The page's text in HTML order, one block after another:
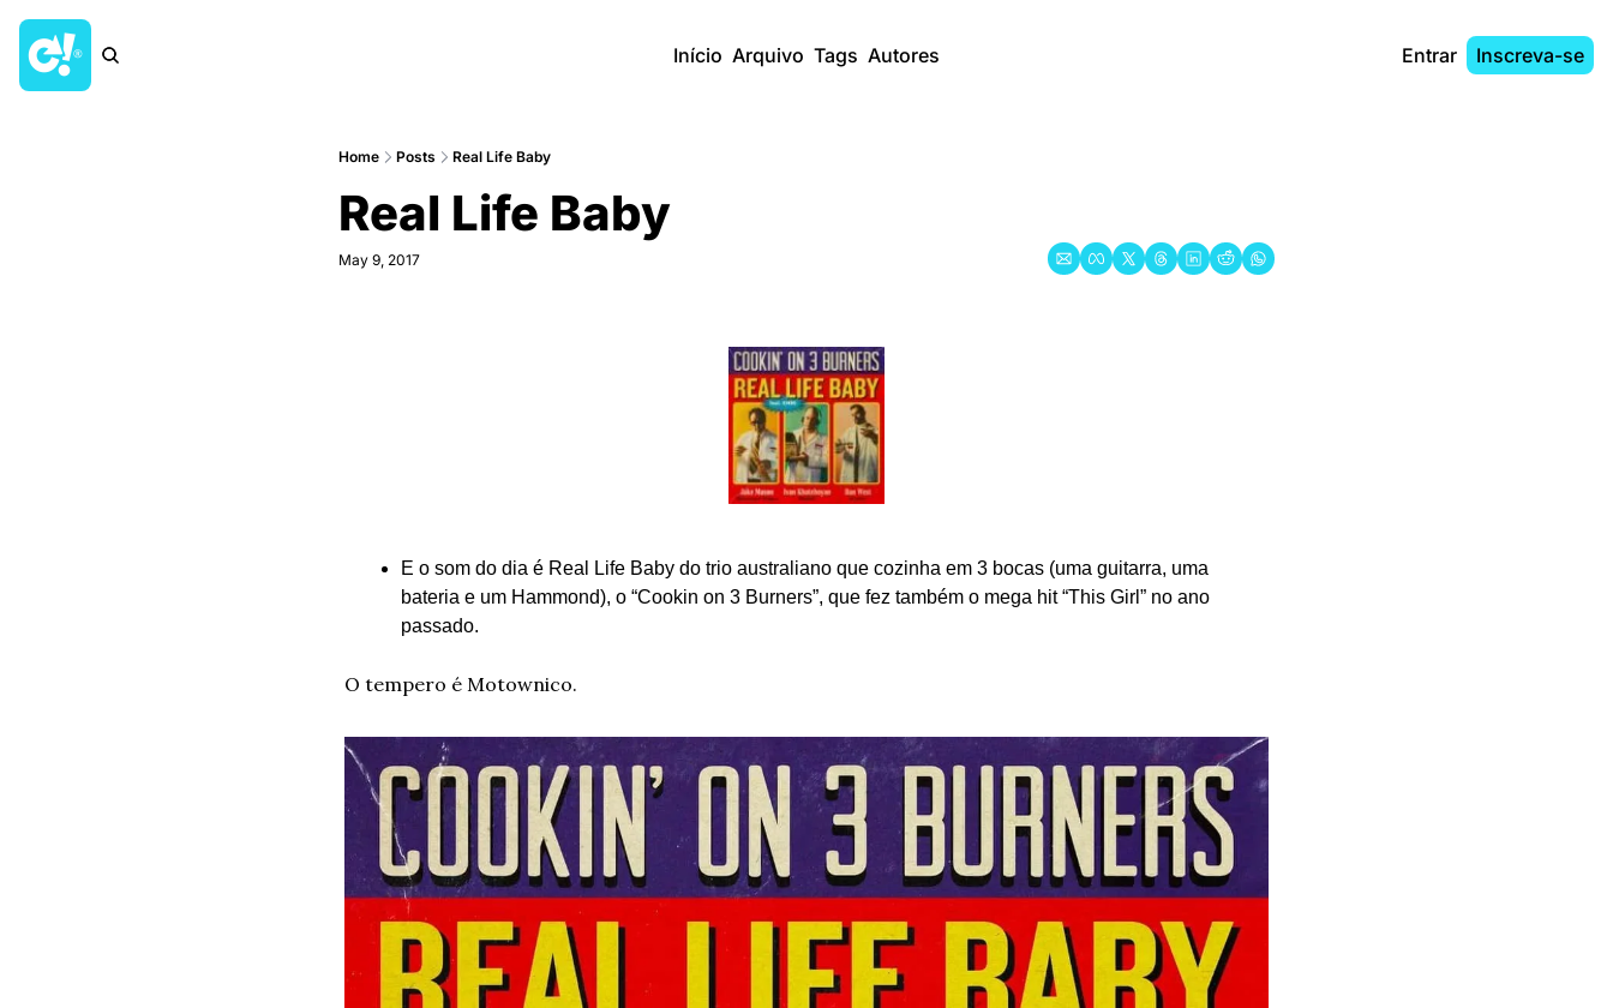
Início Arquivo Tags Autores Entrar Inscreva-se
Home Posts Real Life Baby
Real Life Baby
May 9, 2017
E o som do dia é Real Life Baby do trio australiano que cozinha em 3 bocas (uma guitarra, uma
bateria e um Hammond), o “Cookin on 3 Burners”, que fez também o mega hit “This Girl” no ano
passado.
O tempero é Motownico.